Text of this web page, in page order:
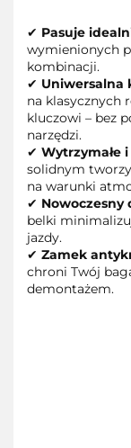
✔ Pasuje
wymienionych
kombinacji.
✔ Uniwersalna
na klasycznych
kluczowi – bez
narzędzi.
✔ Wytrzymałe
solidnym
na warunki
✔ Nowoczesny
belki
jazdy.
✔ Zamek
chroni Twój
demontażem.